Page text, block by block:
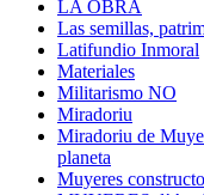
LA OBRA
Las semillas,
Latifundio Inmoral
Materiales
Militarismo NO
Miradoriu
Miradoriu de
planeta
Muyeres